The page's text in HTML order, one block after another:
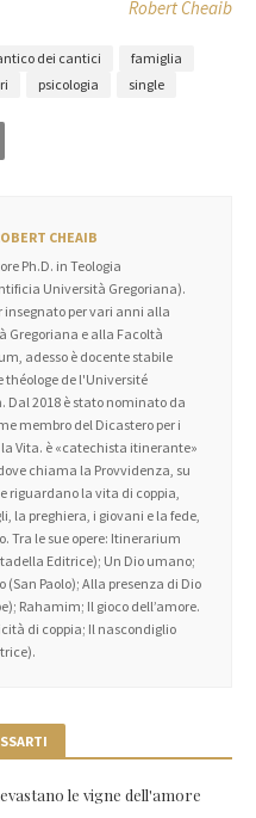
Robert Cheaib
dei cantici
famiglia
psicologia single
CHEAIB
Ph.D. in Teologia
Università Gregoriana).
insegnato per vari anni alla
Gregoriana e alla Facoltà
adesso è docente stabile
théologe de l'Université
Dal 2018 è stato nominato da
membro del Dicastero per i
Vita. è «catechista itinerante»
chiama la Provvidenza, su
riguardano la vita di coppia,
la preghiera, i giovani e la fede,
Tra le sue opere: Itinerarium
Editrice); Un Dio umano;
(San Paolo); Alla presenza di Dio
Rahamim; Il gioco dell’amore.
di coppia; Il nascondiglio
le vigne dell'amore